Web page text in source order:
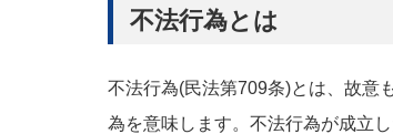
不法行為とは
不法行為(民法第709条)とは、故意
為を意味します。不法行為が成立